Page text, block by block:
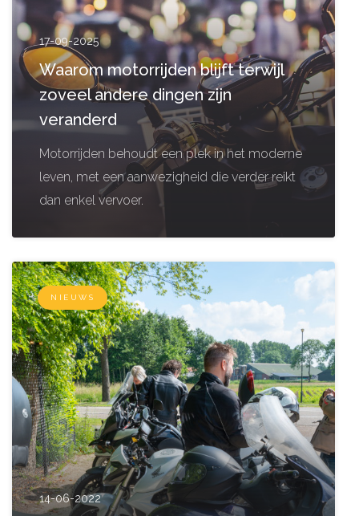
17-09-2025
Waarom motorrijden blijft terwijl
zoveel andere dingen zijn
veranderd
Motorrijden behoudt een plek in het moderne
leven, met een aanwezigheid die verder reikt
dan enkel vervoer.
NIEUWS
14-06-2022